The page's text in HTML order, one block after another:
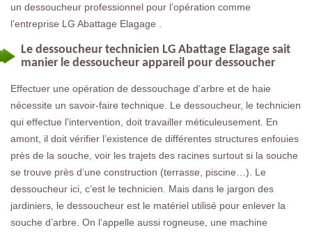
un dessoucheur professionnel pour l’opération comme
l’entreprise LG Abattage Elagage .
Le dessoucheur technicien LG Abattage Elagage sait
manier le dessoucheur appareil pour dessoucher
Effectuer une opération de dessouchage d’arbre et de haie
nécessite un savoir-faire technique. Le dessoucheur, le technicien
qui effectue l’intervention, doit travailler méticuleusement. En
amont, il doit vérifier l’existence de différentes structures enfouies
près de la souche, voir les trajets des racines surtout si la souche
se trouve près d’une construction (terrasse, piscine…). Le
dessoucheur ici, c’est le technicien. Mais dans le jargon des
jardiniers, le dessoucheur est le matériel utilisé pour enlever la
souche d’arbre. On l’appelle aussi rogneuse, une machine